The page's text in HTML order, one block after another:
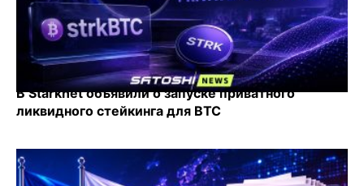
В Starknet объявили о запуске приватного
ликвидного стейкинга для BTC